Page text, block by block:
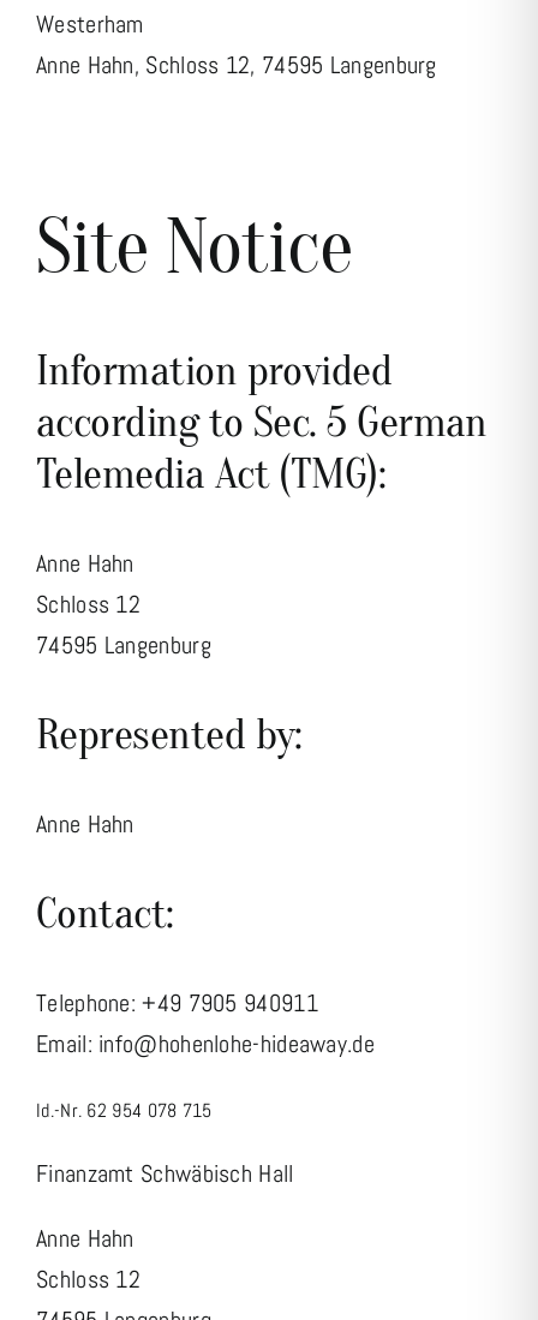
Westerham
Anne Hahn, Schloss 12, 74595 Langenburg
Site Notice
Information provided
according to Sec. 5 German
Telemedia Act (TMG):
Anne Hahn
Schloss 12
74595 Langenburg
Represented by:
Anne Hahn
Contact:
Telephone: +49 7905 940911
Email: info@hohenlohe-hideaway.de
Id.-Nr. 62 954 078 715
Finanzamt Schwäbisch Hall
Anne Hahn
Schloss 12